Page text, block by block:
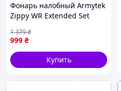
Фонарь налобный Armytek
Zippy WR Extended Set
999 ₴
1 379₴
Купить